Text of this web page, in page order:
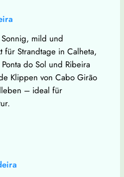
mild und
für Strandtage in Calheta,
do Sol und Ribeira
Klippen von Cabo Girão
– ideal für